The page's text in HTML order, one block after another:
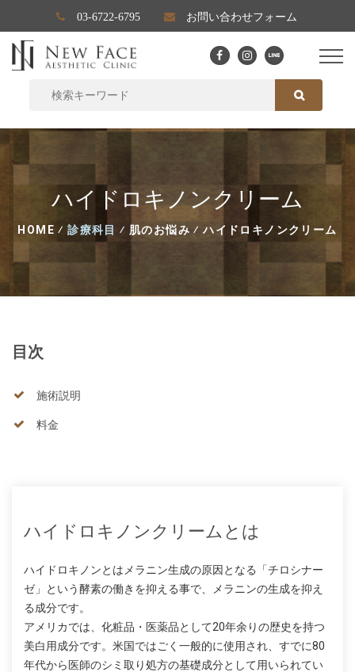
03-6722-6795 お問い合わせフォーム
SEARCH
ハイドロキノンクリーム
HOME ⁄診療科目 ⁄ 肌のお悩み ⁄ハイドロキノンクリーム
目次
施術説明
料金
ハイドロキノンクリームとは
ハイドロキノンとはメラニン生成の原因となる「チロシナー
ゼ」という酵素の働きを抑える事で、メラニンの生成を抑え
る成分です。
アメリカでは、化粧品・医薬品として20年余りの歴史を持つ
美白用成分です。米国ではごく一般的に使用され、すでに80
年代から医師のシミ取り処方の基礎成分として用いられてい